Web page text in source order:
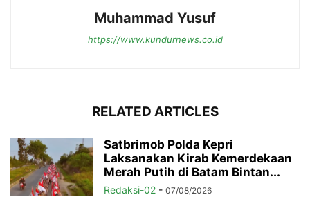
Muhammad Yusuf
https://www.kundurnews.co.id
RELATED ARTICLES
Satbrimob Polda Kepri
Laksanakan Kirab Kemerdekaan
Merah Putih di Batam Bintan...
Redaksi-02 - 07/08/2026